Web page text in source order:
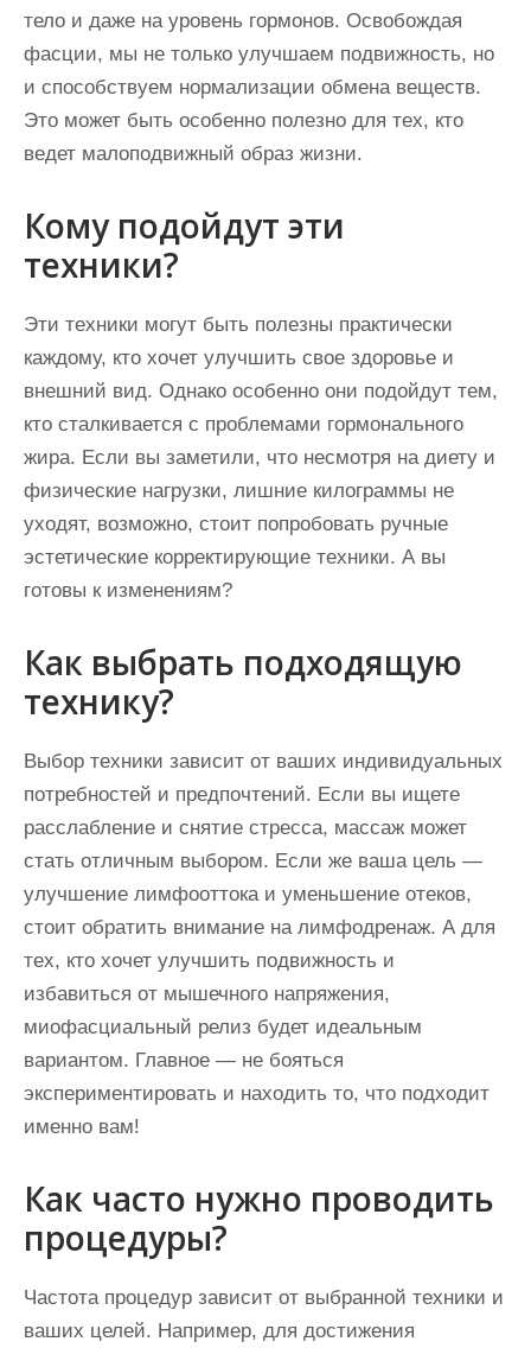
тело и даже на уровень гормонов. Освобождая
фасции, мы не только улучшаем подвижность, но
и способствуем нормализации обмена веществ.
Это может быть особенно полезно для тех, кто
ведет малоподвижный образ жизни.
Кому подойдут эти
техники?
Эти техники могут быть полезны практически
каждому, кто хочет улучшить свое здоровье и
внешний вид. Однако особенно они подойдут тем,
кто сталкивается с проблемами гормонального
жира. Если вы заметили, что несмотря на диету и
физические нагрузки, лишние килограммы не
уходят, возможно, стоит попробовать ручные
эстетические корректирующие техники. А вы
готовы к изменениям?
Как выбрать подходящую
технику?
Выбор техники зависит от ваших индивидуальных
потребностей и предпочтений. Если вы ищете
расслабление и снятие стресса, массаж может
стать отличным выбором. Если же ваша цель —
улучшение лимфооттока и уменьшение отеков,
стоит обратить внимание на лимфодренаж. А для
тех, кто хочет улучшить подвижность и
избавиться от мышечного напряжения,
миофасциальный релиз будет идеальным
вариантом. Главное — не бояться
экспериментировать и находить то, что подходит
именно вам!
Как часто нужно проводить
процедуры?
Частота процедур зависит от выбранной техники и
ваших целей. Например, для достижения